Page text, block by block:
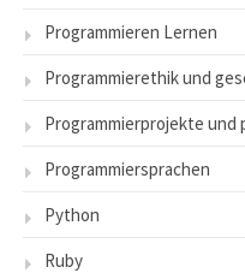
Programmieren Lernen
Programmierethik und
Programmierprojekte und
Programmiersprachen
Python
Ruby